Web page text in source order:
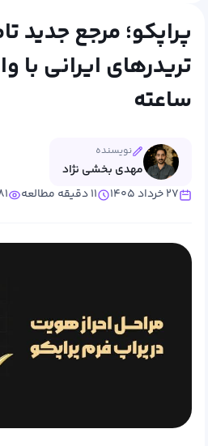
پراپکو؛ مرجع جدید
ساعته
نویسنده
مهدی بخشی نژاد
۲۷ خرداد ۱۴۰۵
۱۱ دقیقه مطالعه